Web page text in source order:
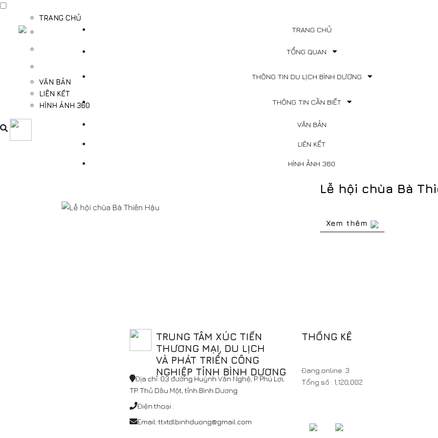
TRANG CHỦ
TỔNG QUAN
THÔNG TIN DU LỊCH BÌNH DƯƠNG
VĂN BẢN
LIÊN KẾT
HÌNH ẢNH 360
TRANG CHỦ
TỔNG QUAN
THÔNG TIN DU LỊCH BÌNH DƯƠNG
THÔNG TIN CẦN BIẾT
VĂN BẢN
LIÊN KẾT
HÌNH ẢNH 360
Lễ hội chùa Bà
Xem thêm
TRUNG TÂM XÚC TIẾN
THƯƠNG MẠI, DU LỊCH
VÀ PHÁT TRIỂN CÔNG
NGHIỆP TỈNH BÌNH DƯƠNG
Địa chỉ: 03 đường Huỳnh Văn Nghệ, P. Phú Lợi,
TP. Thủ Dầu Một, tỉnh Bình Dương
Điện thoại :
Email: ttxtdlbinhduong@gmail.com
THỐNG KÊ
Đang online: 3
Tổng số : 1,120,002